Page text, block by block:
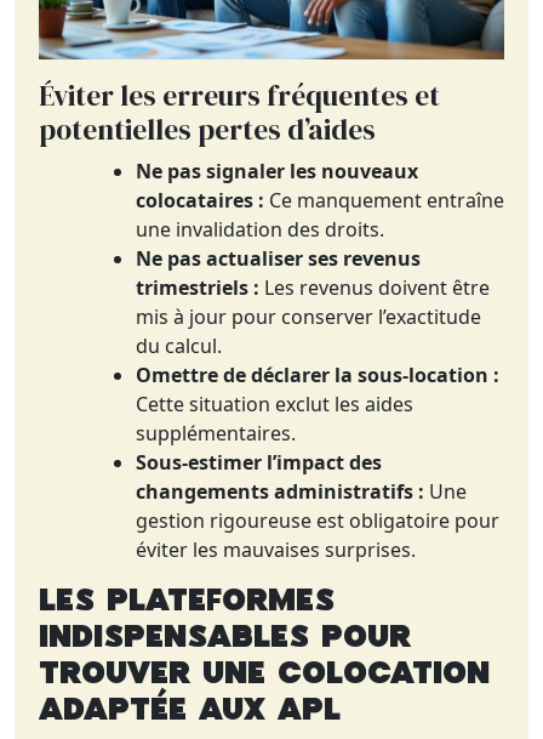
Éviter les erreurs fréquentes et
potentielles pertes d’aides
Ne pas signaler les nouveaux
colocataires : Ce manquement entraîne
une invalidation des droits.
Ne pas actualiser ses revenus
trimestriels : Les revenus doivent être
mis à jour pour conserver l’exactitude
du calcul.
Omettre de déclarer la sous-location :
Cette situation exclut les aides
supplémentaires.
Sous-estimer l’impact des
changements administratifs : Une
gestion rigoureuse est obligatoire pour
éviter les mauvaises surprises.
Les plateformes
indispensables pour
trouver une colocation
adaptée aux APL